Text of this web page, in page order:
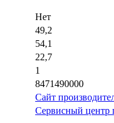
Нет
49,2
54,1
22,7
1
8471490000
Сайт
Сервисный центр